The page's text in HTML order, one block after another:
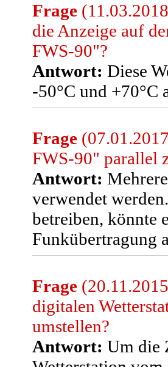
Frage
die Anzeige auf
FWS-90"?
Antwort: Diese
-50°C und +70°C
Frage
FWS-90" parallel
Antwort:
verwendet
betreiben, könnte
Funkübertragung
Frage
digitalen
umstellen?
Antwort: Um die